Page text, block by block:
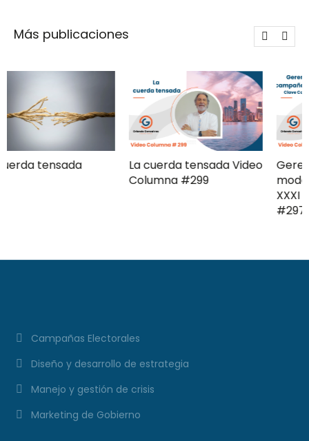
Más publicaciones
La cuerda tensada Video
Gerencia de campaña
moderna Clave ComPol
Campañas Electorales
Diseño y desarrollo de estrategia
Manejo y gestión de crisis
Marketing de Gobierno